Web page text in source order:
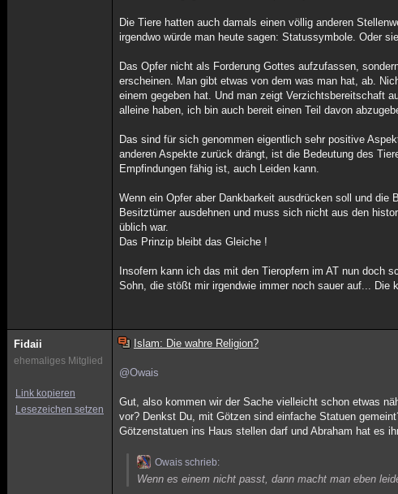
Die Tiere hatten auch damals einen völlig anderen
irgendwo würde man heute sagen: Statussymbole. Oder
Das Opfer nicht als Forderung Gottes aufzufassen,
erscheinen. Man gibt etwas von dem was man hat, ab.
einem gegeben hat. Und man zeigt Verzichtsbereitschaft
alleine haben, ich bin auch bereit einen Teil davon
Das sind für sich genommen eigentlich sehr positive
anderen Aspekte zurück drängt, ist die Bedeutung des
Empfindungen fähig ist, auch Leiden kann.
Wenn ein Opfer aber Dankbarkeit ausdrücken soll und
Besitztümer ausdehnen und muss sich nicht aus den
üblich war.
Das Prinzip bleibt das Gleiche !
Insofern kann ich das mit den Tieropfern im AT nun doch
Sohn, die stößt mir irgendwie immer noch sauer auf... Die
Fidaii
ehemaliges Mitglied
Link kopieren
Lesezeichen setzen
Islam: Die wahre Religion?
@Owais
Gut, also kommen wir der Sache vielleicht schon etwas
vor? Denkst Du, mit Götzen sind einfache Statuen
Götzenstatuen ins Haus stellen darf und Abraham hat es
Owais schrieb:
Wenn es einem nicht passt, dann macht man eben